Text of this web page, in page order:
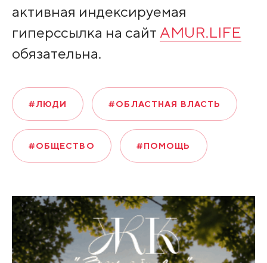
активная индексируемая
гиперссылка на сайт AMUR.LIFE
обязательна.
#ЛЮДИ #ОБЛАСТНАЯ ВЛАСТЬ
#ОБЩЕСТВО #ПОМОЩЬ